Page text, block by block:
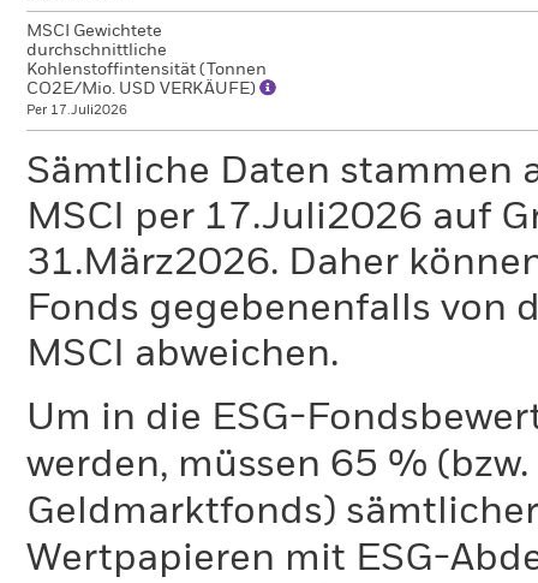
MSCI Gewichtete
durchschnittliche
Kohlenstoffintensität (Tonnen
CO2E/Mio. USD VERKÄUFE)
Per 17.Juli2026
Sämtliche Daten stammen
MSCI per 17.Juli2026 auf
31.März2026. Daher
Fonds gegebenenfalls von
MSCI abweichen.
Um in die ESG-
werden, müssen 65 %
Geldmarktfonds)
Wertpapieren mit ESG-